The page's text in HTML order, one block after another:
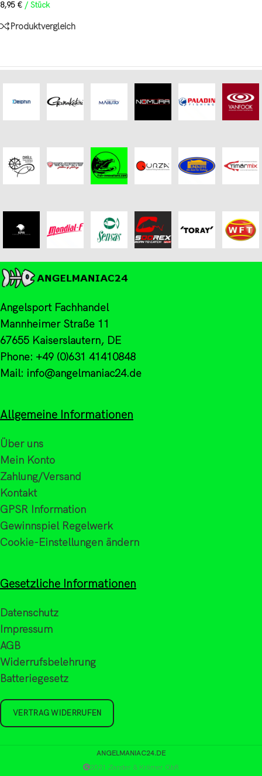
8,95 € / Stück
Produktvergleich
Angelsport Fachhandel
Mannheimer Straße 11
67655 Kaiserslautern, DE
Phone: +49 (0)631 41410848
Mail: info@angelmaniac24.de
Allgemeine Informationen
Über uns
Mein Konto
Zahlung/Versand
Kontakt
GPSR Information
Gewinnspiel Regelwerk
Cookie-Einstellungen ändern
Gesetzliche Informationen
Datenschutz
Impressum
AGB
Widerrufsbelehrung
Batteriegesetz
VERTRAG WIDERRUFEN
ANGELMANIAC24.DE
2021 Zander & Krämer GbR